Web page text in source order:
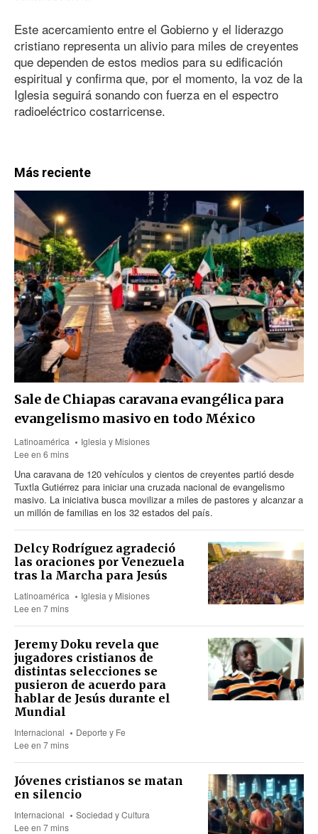
Este acercamiento entre el Gobierno y el liderazgo
cristiano representa un alivio para miles de creyentes
que dependen de estos medios para su edificación
espiritual y confirma que, por el momento, la voz de la
Iglesia seguirá sonando con fuerza en el espectro
radioeléctrico costarricense.
Más reciente
Sale de Chiapas caravana evangélica para
evangelismo masivo en todo México
Latinoamérica
Iglesia y Misiones
Lee en 6 mins
Una caravana de 120 vehículos y cientos de creyentes partió desde
Tuxtla Gutiérrez para iniciar una cruzada nacional de evangelismo
masivo. La iniciativa busca movilizar a miles de pastores y alcanzar a
un millón de familias en los 32 estados del país.
Delcy Rodríguez agradeció
las oraciones por Venezuela
tras la Marcha para Jesús
Latinoamérica
Iglesia y Misiones
Lee en 7 mins
Jeremy Doku revela que
jugadores cristianos de
distintas selecciones se
pusieron de acuerdo para
hablar de Jesús durante el
Mundial
Internacional
Deporte y Fe
Lee en 7 mins
Jóvenes cristianos se matan
en silencio
Internacional
Sociedad y Cultura
Lee en 7 mins